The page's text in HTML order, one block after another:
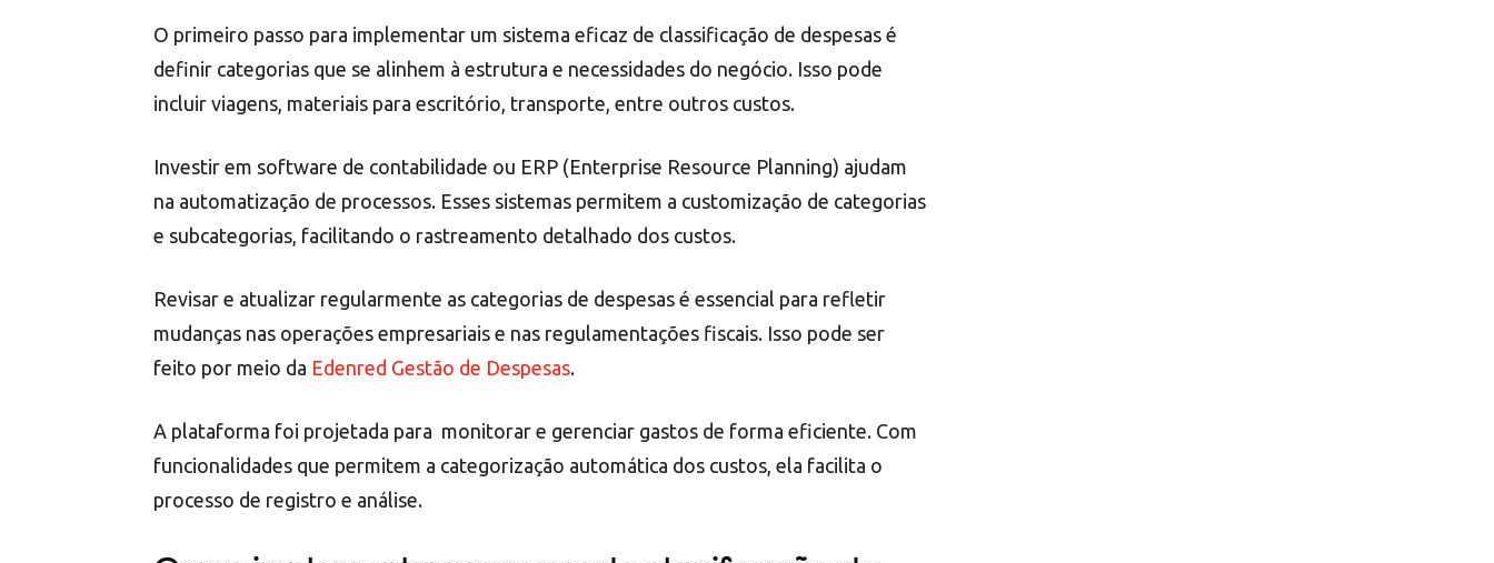
O primeiro passo para implementar um sistema eficaz de classificação de despesas é
definir categorias que se alinhem à estrutura e necessidades do negócio. Isso pode
incluir viagens, materiais para escritório, transporte, entre outros custos.
Investir em software de contabilidade ou ERP (Enterprise Resource Planning) ajudam
na automatização de processos. Esses sistemas permitem a customização de categorias
e subcategorias, facilitando o rastreamento detalhado dos custos.
Revisar e atualizar regularmente as categorias de despesas é essencial para refletir
mudanças nas operações empresariais e nas regulamentações fiscais. Isso pode ser
feito por meio da Edenred Gestão de Despesas.
A plataforma foi projetada para monitorar e gerenciar gastos de forma eficiente. Com
funcionalidades que permitem a categorização automática dos custos, ela facilita o
processo de registro e análise.